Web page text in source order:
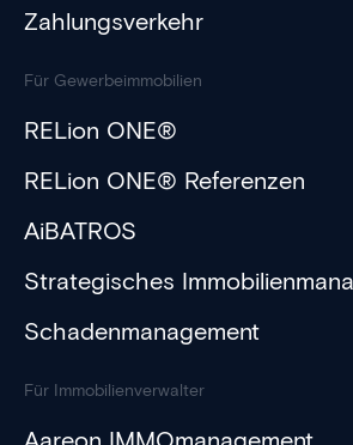
Zahlungsverkehr
Für Gewerbeimmobilien
RELion ONE®
RELion ONE® Referenzen
AiBATROS
Strategisches
Schadenmanagement
Für Immobilienverwalter